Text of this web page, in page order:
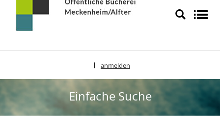
anmelden
Einfache Suche